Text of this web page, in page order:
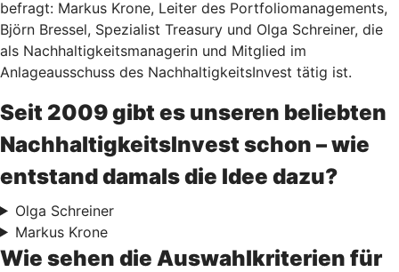
befragt: Markus Krone, Leiter des Portfoliomanagements,
Björn Bressel, Spezialist Treasury und Olga Schreiner, die
als Nachhaltigkeitsmanagerin und Mitglied im
Anlageausschuss des NachhaltigkeitsInvest tätig ist.
Seit 2009 gibt es unseren beliebten
NachhaltigkeitsInvest schon – wie
entstand damals die Idee dazu?
Olga Schreiner
Markus Krone
Wie sehen die Auswahlkriterien für